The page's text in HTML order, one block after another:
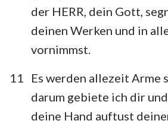
der HERR, dein Gott,
deinen Werken und in
vornimmst.
11
Es werden allezeit Arme
darum gebiete ich dir
deine Hand auftust